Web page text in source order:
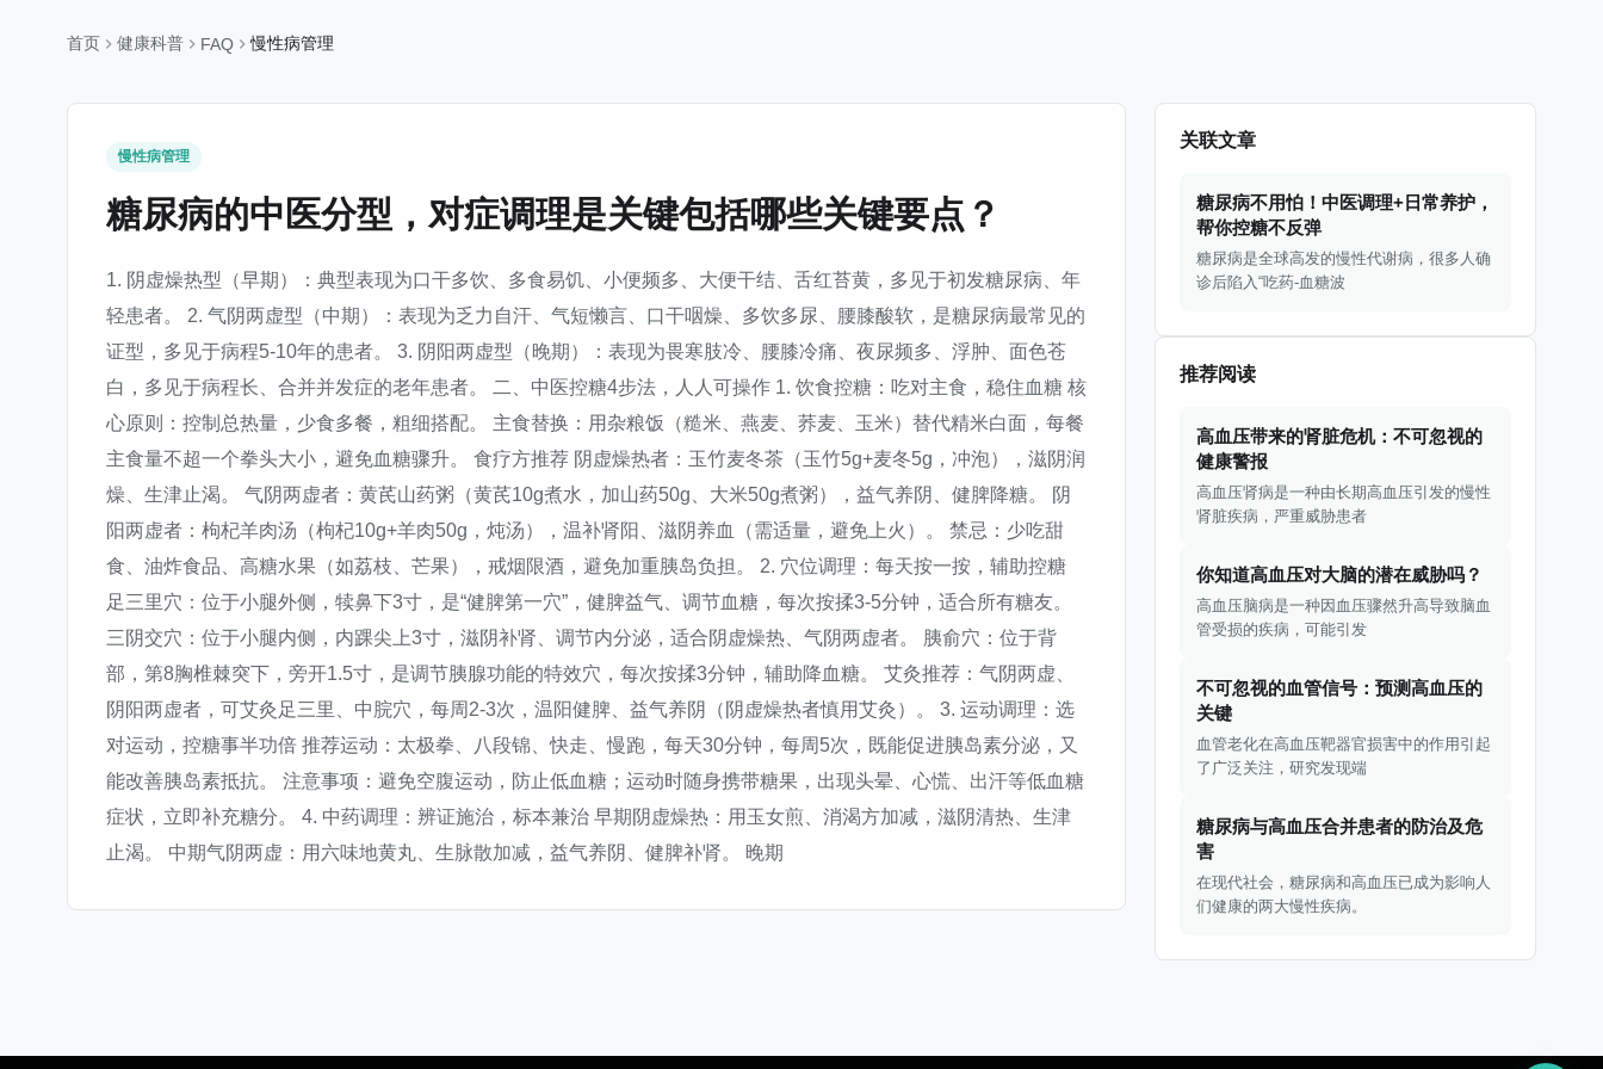
首页 健康科普 FAQ 慢性病管理
慢性病管理
糖尿病的中医分型，对症调理是关键包括哪些关键要点？
1. 阴虚燥热型（早期）：典型表现为口干多饮、多食易饥、小便频多、大便干结、舌红苔黄，多见于初发糖尿病、年
轻患者。 2. 气阴两虚型（中期）：表现为乏力自汗、气短懒言、口干咽燥、多饮多尿、腰膝酸软，是糖尿病最常见的
证型，多见于病程5-10年的患者。 3. 阴阳两虚型（晚期）：表现为畏寒肢冷、腰膝冷痛、夜尿频多、浮肿、面色苍
白，多见于病程长、合并并发症的老年患者。 二、中医控糖4步法，人人可操作 1. 饮食控糖：吃对主食，稳住血糖 核
心原则：控制总热量，少食多餐，粗细搭配。 主食替换：用杂粮饭（糙米、燕麦、荞麦、玉米）替代精米白面，每餐
主食量不超一个拳头大小，避免血糖骤升。 食疗方推荐 阴虚燥热者：玉竹麦冬茶（玉竹5g+麦冬5g，冲泡），滋阴润
燥、生津止渴。 气阴两虚者：黄芪山药粥（黄芪10g煮水，加山药50g、大米50g煮粥），益气养阴、健脾降糖。 阴
阳两虚者：枸杞羊肉汤（枸杞10g+羊肉50g，炖汤），温补肾阳、滋阴养血（需适量，避免上火）。 禁忌：少吃甜
食、油炸食品、高糖水果（如荔枝、芒果），戒烟限酒，避免加重胰岛负担。 2. 穴位调理：每天按一按，辅助控糖
足三里穴：位于小腿外侧，犊鼻下3寸，是“健脾第一穴”，健脾益气、调节血糖，每次按揉3-5分钟，适合所有糖友。
三阴交穴：位于小腿内侧，内踝尖上3寸，滋阴补肾、调节内分泌，适合阴虚燥热、气阴两虚者。 胰俞穴：位于背
部，第8胸椎棘突下，旁开1.5寸，是调节胰腺功能的特效穴，每次按揉3分钟，辅助降血糖。 艾灸推荐：气阴两虚、
阴阳两虚者，可艾灸足三里、中脘穴，每周2-3次，温阳健脾、益气养阴（阴虚燥热者慎用艾灸）。 3. 运动调理：选
对运动，控糖事半功倍 推荐运动：太极拳、八段锦、快走、慢跑，每天30分钟，每周5次，既能促进胰岛素分泌，又
能改善胰岛素抵抗。 注意事项：避免空腹运动，防止低血糖；运动时随身携带糖果，出现头晕、心慌、出汗等低血糖
症状，立即补充糖分。 4. 中药调理：辨证施治，标本兼治 早期阴虚燥热：用玉女煎、消渴方加减，滋阴清热、生津
止渴。 中期气阴两虚：用六味地黄丸、生脉散加减，益气养阴、健脾补肾。 晚期
关联文章
糖尿病不用怕！中医调理+日常养护，
帮你控糖不反弹
糖尿病是全球高发的慢性代谢病，很多人确
诊后陷入“吃药-血糖波
推荐阅读
高血压带来的肾脏危机：不可忽视的
健康警报
高血压肾病是一种由长期高血压引发的慢性
肾脏疾病，严重威胁患者
你知道高血压对大脑的潜在威胁吗？
高血压脑病是一种因血压骤然升高导致脑血
管受损的疾病，可能引发
不可忽视的血管信号：预测高血压的
关键
血管老化在高血压靶器官损害中的作用引起
了广泛关注，研究发现端
糖尿病与高血压合并患者的防治及危
害
在现代社会，糖尿病和高血压已成为影响人
们健康的两大慢性疾病。